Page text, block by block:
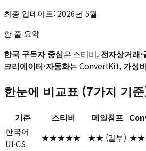
최종 업데이트: 2026년 5월
한 줄 요약
한국 구독자 중심은 스티비, 전자상거래·
크리에이터·자동화는 ConvertKit, 가성
한눈에 비교표 (7가지 기
기준 스티비 메일침프
한국어
UI·CS
★★★★★ ★★ (일부) ★★